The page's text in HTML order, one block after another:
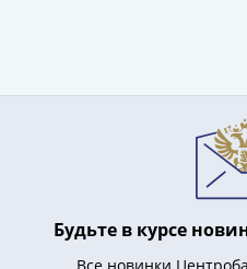
Будьте в курсе